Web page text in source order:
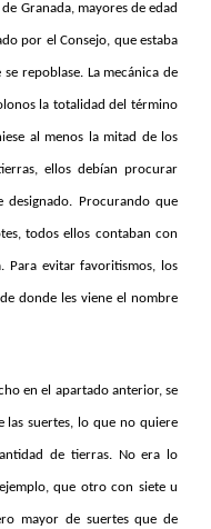
Granada, mayores de edad
por el Consejo, que estaba
repoblase. La mecánica de
la totalidad del término
al menos la mitad de los
ellos debían procurar
designado. Procurando que
todos ellos contaban con
Para evitar favoritismos, los
donde les viene el nombre
en el apartado anterior, se
las suertes, lo que no quiere
de tierras. No era lo
que otro con siete u
mayor de suertes que de